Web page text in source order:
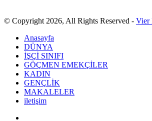
© Copyright 2026, All Rights Reserved - Vier
Anasayfa
DÜNYA
İŞÇİ SINIFI
GÖÇMEN EMEKÇİLER
KADIN
GENÇLİK
MAKALELER
iletişim